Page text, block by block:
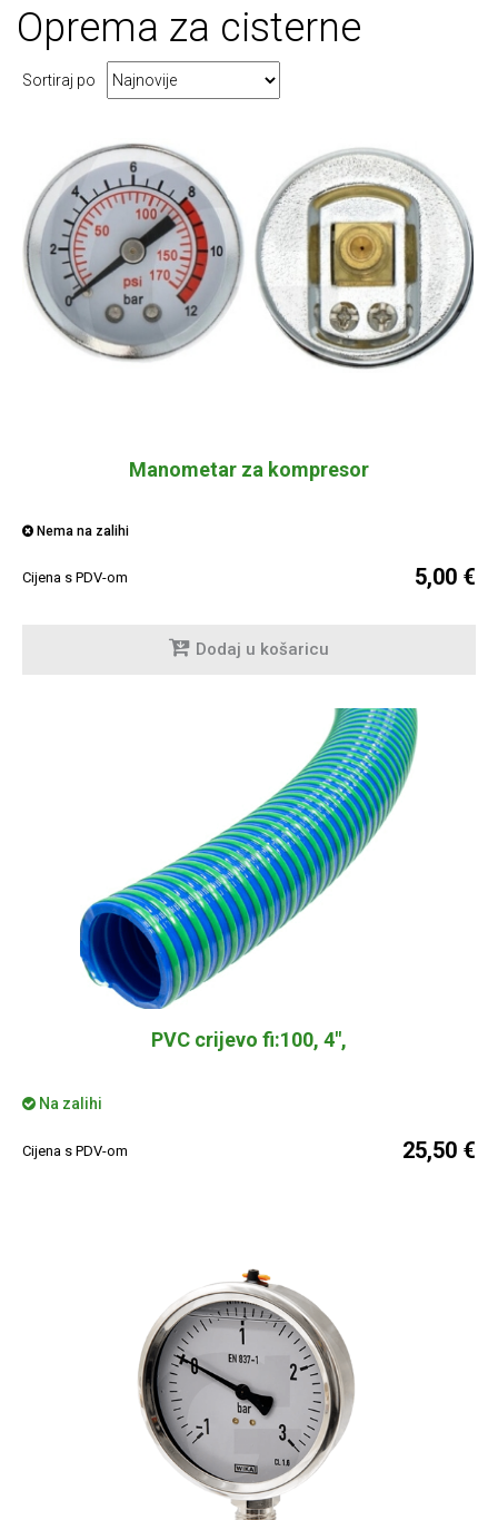
Oprema za cisterne
Sortiraj po
Manometar za kompresor
Nema na zalihi
Cijena s PDV-om 5,00 €
Dodaj u košaricu
PVC crijevo fi:100, 4",
Na zalihi
Cijena s PDV-om 25,50 €